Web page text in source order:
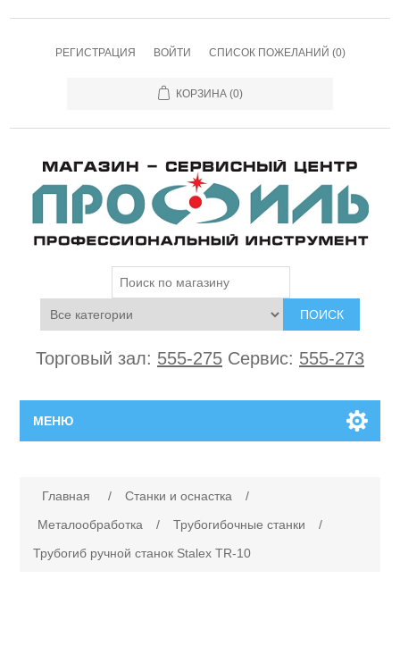
РЕГИСТРАЦИЯ ВОЙТИ СПИСОК ПОЖЕЛАНИЙ (0)
КОРЗИНА (0)
ПОИСК
Торговый зал: 555-275 Сервис: 555-273
МЕНЮ
Главная / Станки и оснастка
/
Металообработка
/ Трубогибочные станки
/
Трубогиб ручной станок Stalex TR-10